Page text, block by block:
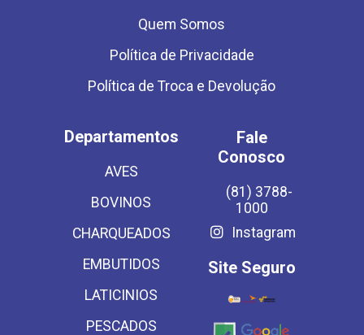
Quem Somos
Política de Privacidade
Política de Troca e Devolução
Departamentos
AVES
BOVINOS
CHARQUEADOS
EMBUTIDOS
LATICINIOS
PESCADOS
Fale
Conosco
(81) 3788-
1000
Instagram
Site Seguro